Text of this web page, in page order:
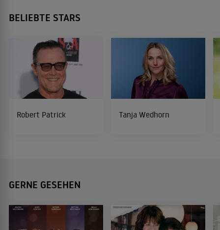
BELIEBTE STARS
Robert Patrick Tanja Wedhorn
GERNE GESEHEN